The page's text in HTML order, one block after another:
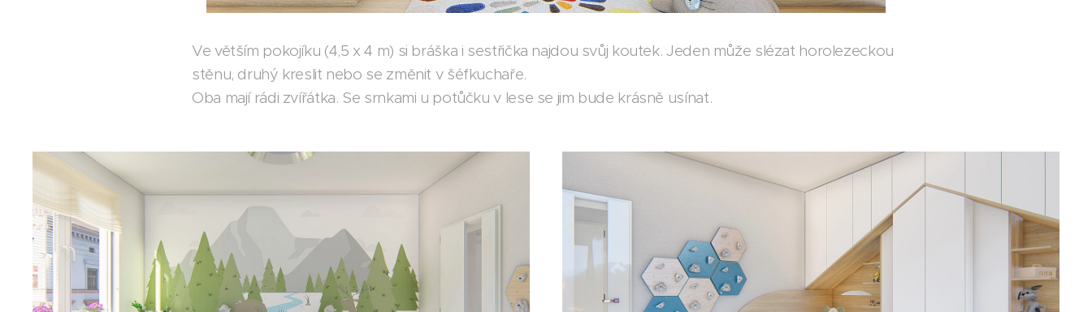
Ve větším pokojíku (4,5 x 4 m) si bráška i sestřička najdou svůj koutek. Jeden může slézat horolezeckou
stěnu, druhý kreslit nebo se změnit v šéfkuchaře.
Oba mají rádi zvířátka. Se srnkami u potůčku v lese se jim bude krásně usínat.